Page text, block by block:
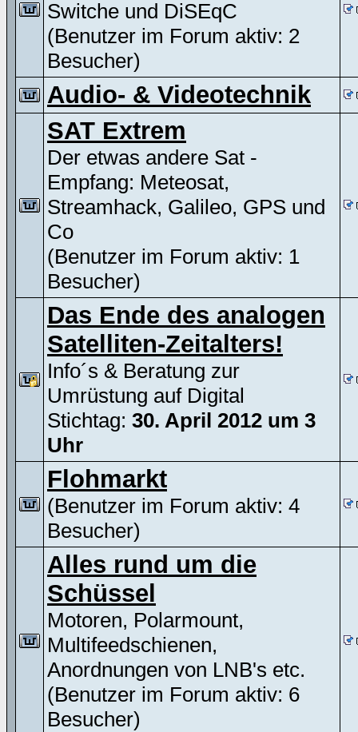
Switche und DiSEqC
(Benutzer im Forum aktiv: 2
Besucher)
Audio- & Videotechnik
SAT Extrem
Der etwas andere Sat -
Empfang: Meteosat,
Streamhack, Galileo, GPS und
Co
(Benutzer im Forum aktiv: 1
Besucher)
Das Ende des analogen
Satelliten-Zeitalters!
Info´s & Beratung zur
Umrüstung auf Digital
Stichtag: 30. April 2012 um 3
Uhr
Flohmarkt
(Benutzer im Forum aktiv: 4
Besucher)
Alles rund um die
Schüssel
Motoren, Polarmount,
Multifeedschienen,
Anordnungen von LNB's etc.
(Benutzer im Forum aktiv: 6
Besucher)